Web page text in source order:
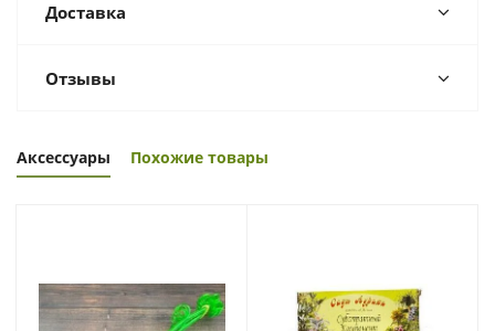
Доставка
Отзывы
Аксессуары Похожие товары